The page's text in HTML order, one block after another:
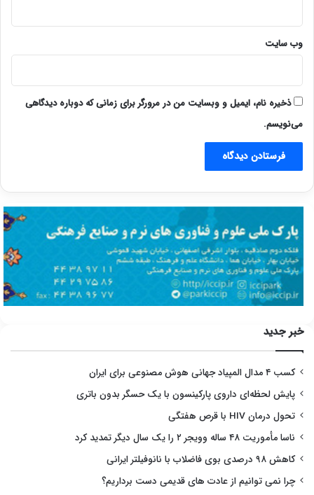
وب‌ سایت
ذخیره نام، ایمیل و وبسایت من در مرورگر برای زمانی که دوباره دیدگاهی
می‌نویسم.
خبر جدید
کسب ۴ مدال المپیاد جهانی هوش مصنوعی برای ایران
پایش لحظه‌ای داروی پارکینسون با یک حسگر بدون باتری
تحول درمان HIV با قرص هفتگی
ناسا مأموریت ۴۸ ساله وویجر ۲ را یک سال دیگر تمدید کرد
کاهش ۹۸ درصدی بوی فاضلاب با نانوفیلتر ایرانی
چرا نمی توانیم از عادت های قدیمی دست برداریم؟